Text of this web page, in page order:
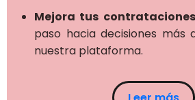
Mejora tus contrataciones
paso hacia decisiones más
nuestra plataforma.